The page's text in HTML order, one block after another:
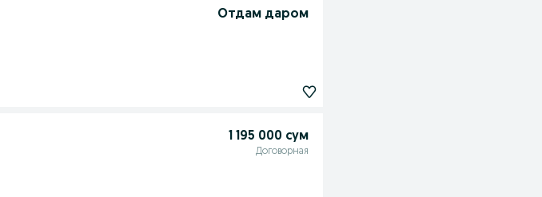
Отдам даром
1 195 000 сум
Договорная